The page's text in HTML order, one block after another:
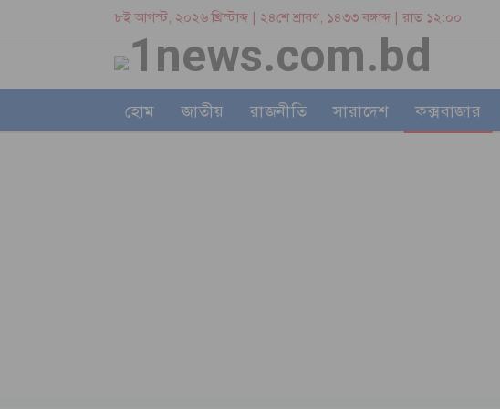
৮ই আগস্ট, ২০২৬ খ্রিস্টাব্দ | ২৪শে শ্রাবণ, ১৪৩৩ বঙ্গাব্দ | রাত ১২:০০
হোম জাতীয় রাজনীতি সারাদেশ কক্সবাজার